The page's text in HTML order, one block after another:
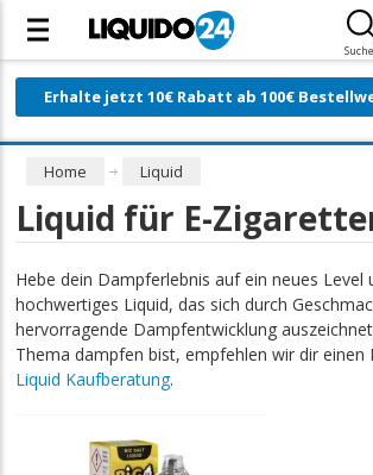
Erhalte jetzt 10€ Rabatt ab 100€
Home Liquid
Liquid für E-
Hebe dein Dampferlebnis auf ein neues Level
hochwertiges Liquid, das sich durch
hervorragende Dampfentwicklung
Thema dampfen bist, empfehlen wir dir einen
Liquid Kaufberatung.